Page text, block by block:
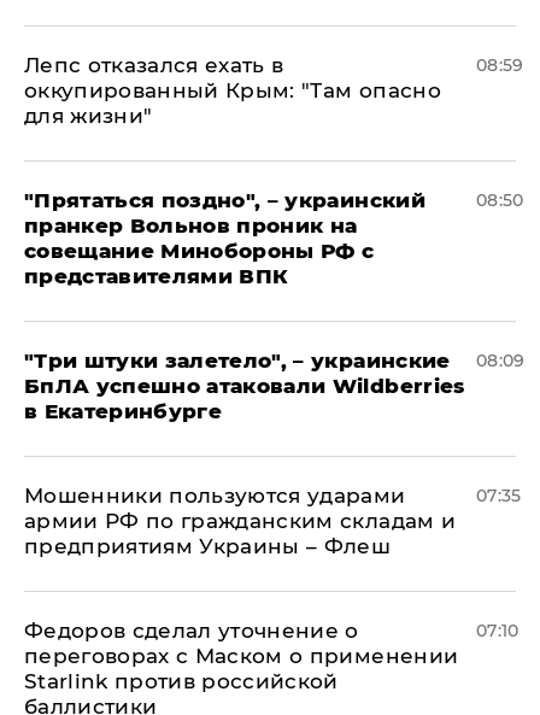
Лепс отказался ехать в
оккупированный Крым: "Там опасно
для жизни"
08:59
"Прятаться поздно", – украинский
пранкер Вольнов проник на
совещание Минобороны РФ с
представителями ВПК
08:50
"Три штуки залетело", – украинские
БпЛА успешно атаковали Wildberries
в Екатеринбурге
08:09
Мошенники пользуются ударами
армии РФ по гражданским складам и
предприятиям Украины – Флеш
07:35
Федоров сделал уточнение о
переговорах с Маском о применении
Starlink против российской
баллистики
07:10